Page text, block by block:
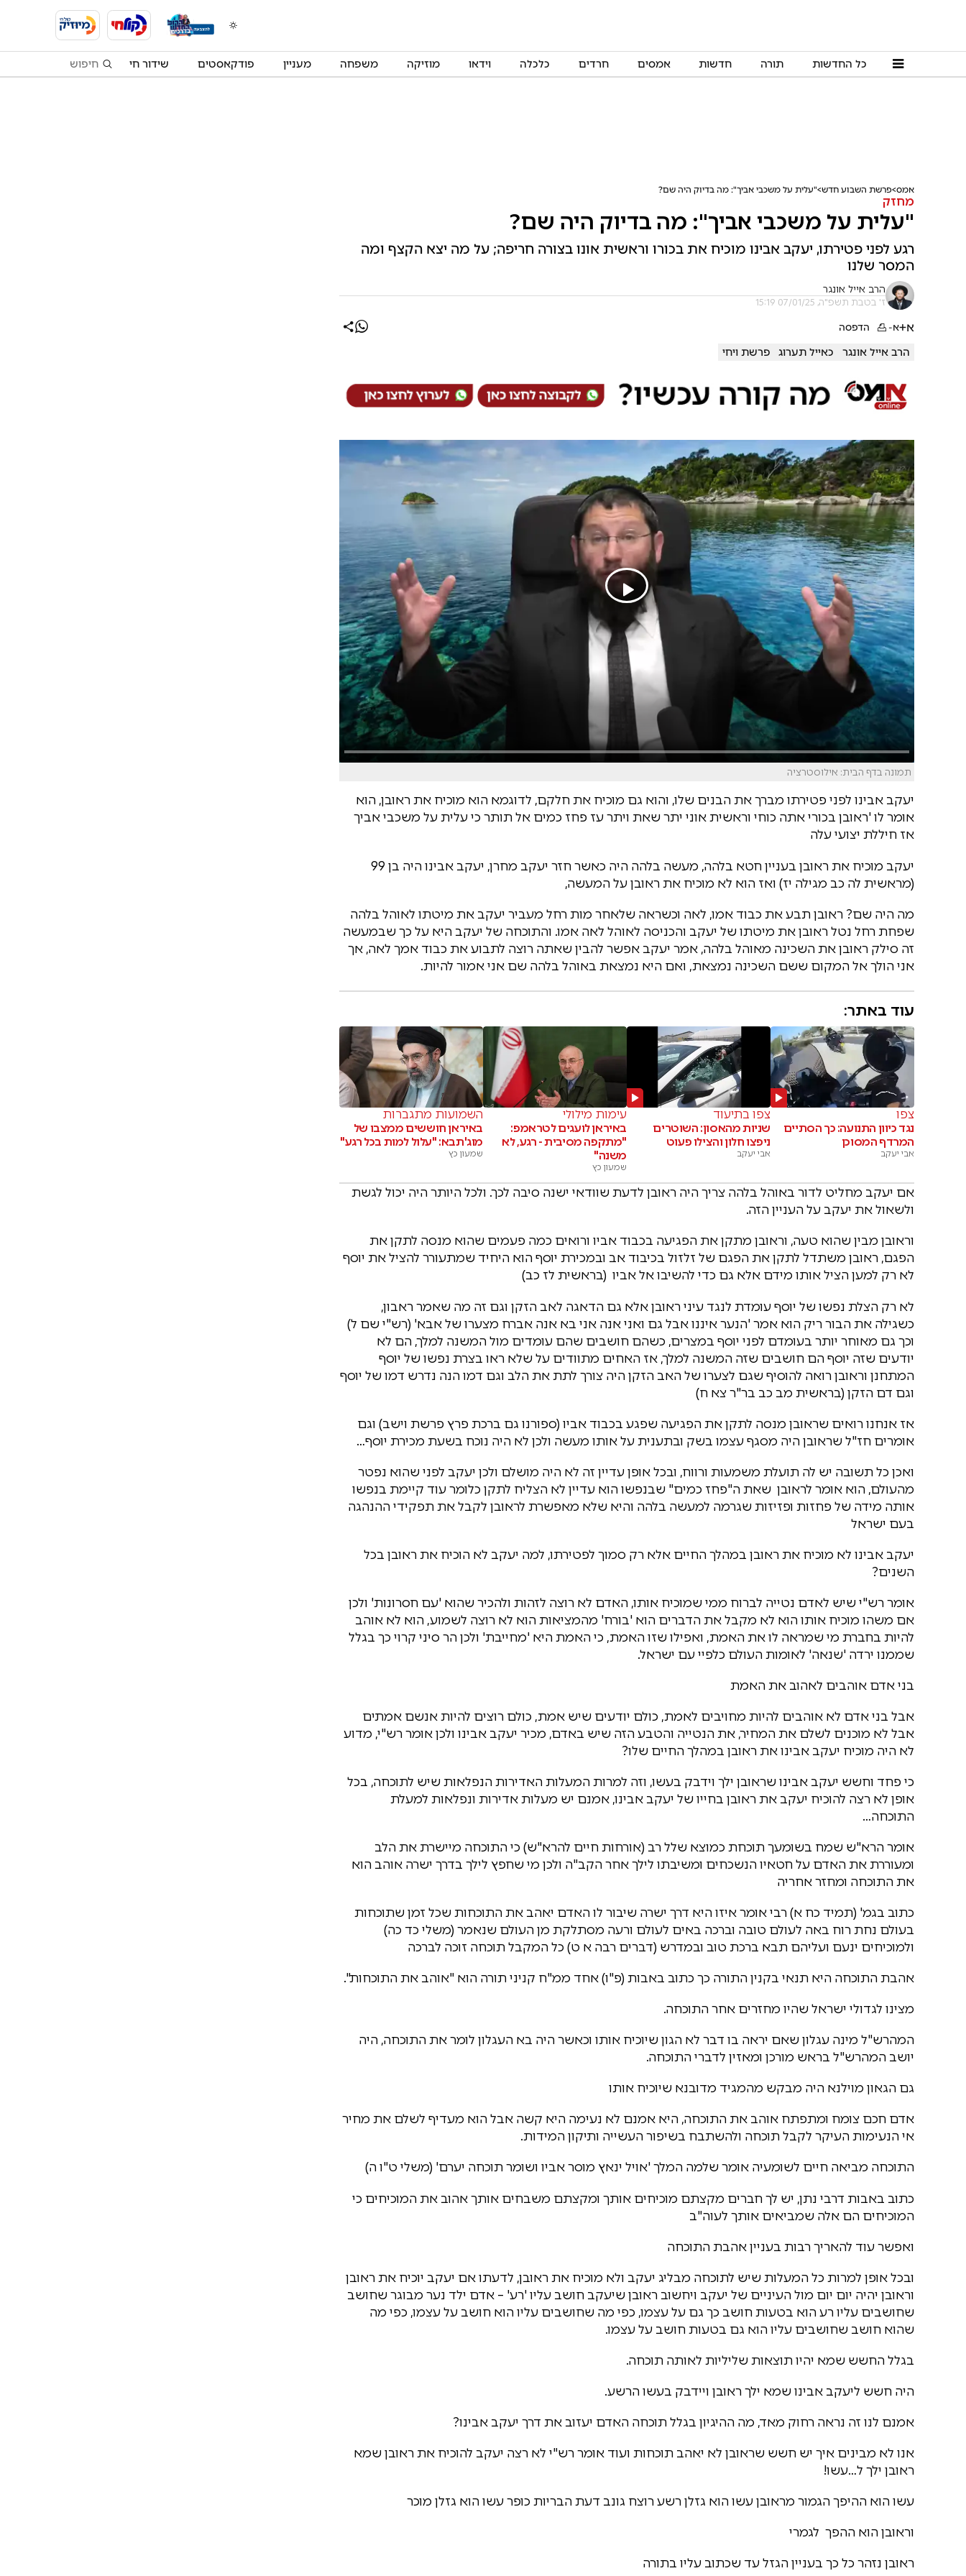
כל החדשות תורה חדשות אמסים חרדים כלכלה וידאו מוזיקה משפחה מעניין פודקאסטים שידור חי
אמס פרשת השבוע חדש "עלית על משכבי אביך": מה בדיוק היה שם?
מחזק
"עלית על משכבי אביך": מה בדיוק היה שם?
רגע לפני פטירתו, יעקב אבינו מוכיח את בכורו וראשית אונו בצורה חריפה; על מה יצא הקצף ומה
המסר שלנו
הרב אייל אונגר
ז' בטבת תשפ"ה, 07/01/25 15:19
א+א- הדפסה
הרב אייל אונגר כאייל תערוג פרשת ויחי
תמונה בדף הבית: אילוסטרציה
יעקב אבינו לפני פטירתו מברך את הבנים שלו, והוא גם מוכיח את חלקם, לדוגמא הוא מוכיח את ראובן, הוא
אומר לו 'ראובן בכורי אתה כוחי וראשית אוני יתר שאת ויתר עז פחז כמים אל תותר כי עלית על משכבי אביך
אז חיללת יצועי עלה
יעקב מוכיח את ראובן בעניין חטא בלהה, מעשה בלהה היה כאשר חזר יעקב מחרן, יעקב אבינו היה בן 99
(מראשית לה כב מגילה יז) ואז הוא לא מוכיח את ראובן על המעשה,
מה היה שם? ראובן תבע את כבוד אמו, לאה וכשראה שלאחר מות רחל מעביר יעקב את מיטתו לאוהל בלהה
שפחת רחל נטל ראובן את מיטתו של יעקב והכניסה לאוהל לאה אמו. והתוכחה של יעקב היא על כך שבמעשה
זה סילק ראובן את השכינה מאוהל בלהה, אמר יעקב אפשר להבין שאתה רוצה לתבוע את כבוד אמך לאה, אך
אני הולך אל המקום ששם השכינה נמצאת, ואם היא נמצאת באוהל בלהה שם אני אמור להיות.
עוד באתר:
צפו
נגד כיוון התנועה: כך הסתיים
המרדף המסוכן
אבי יעקב
צפו בתיעוד
שניות מהאסון: השוטרים
ניפצו חלון והצילו פעוט
אבי יעקב
עימות מילולי
באיראן לועגים לטראמפ:
"מתקפה מסיבית - רגע, לא
משנה"
שמעון כץ
השמועות מתגברות
באיראן חוששים ממצבו של
מוג'תבא: "עלול למות בכל רגע"
שמעון כץ
אם יעקב מחליט לדור באוהל בלהה צריך היה ראובן לדעת שוודאי ישנה סיבה לכך. ולכל היותר היה יכול לגשת
ולשאול את יעקב על העניין הזה.
וראובן מבין שהוא טעה, וראובן מתקן את הפגיעה בכבוד אביו ורואים כמה פעמים שהוא מנסה לתקן את
הפגם, ראובן משתדל לתקן את הפגם של זלזול בכיבוד אב ובמכירת יוסף הוא היחיד שמתעורר להציל את יוסף
לא רק למען הציל אותו מידם אלא גם כדי להשיבו אל אביו (בראשית לז כב)
לא רק הצלת נפשו של יוסף עומדת לנגד עיני ראובן אלא גם הדאגה לאב הזקן וגם זה מה שאמר ראבון,
כשגילה את הבור ריק הוא אמר 'הנער איננו אבל גם ואני אנה אני בא אנה אברח מצערו של אבא' (רש"י שם ל)
וכך גם מאוחר יותר בעומדם לפני יוסף במצרים, כשהם חושבים שהם עומדים מול המשנה למלך, הם לא
יודעים שזה יוסף הם חושבים שזה המשנה למלך, אז האחים מתוודים על שלא ראו בצרת נפשו של יוסף
המתחנן וראובן רואה להוסיף שגם לצערו של האב הזקן היה צורך לתת את הלב וגם דמו הנה נדרש דמו של יוסף
וגם דם הזקן (בראשית מב כב בר"ר צא ח)
אז אנחנו רואים שראובן מנסה לתקן את הפגיעה שפגע בכבוד אביו (ספורנו גם ברכת פרץ פרשת וישב) וגם
אומרים חז"ל שראובן היה מסגף עצמו בשק ובתענית על אותו מעשה ולכן לא היה נוכח בשעת מכירת יוסף…
ואכן כל תשובה יש לה תועלת משמעות ורווח, ובכל אופן עדיין זה לא היה מושלם ולכן יעקב לפני שהוא נפטר
מהעולם, הוא אומר לראובן שאת ה"פחז כמים" שבנפשו הוא עדיין לא הצליח לתקן כלומר עוד קיימת בנפשו
אותה מידה של פחזות ופזיזות שגרמה למעשה בלהה והיא שלא מאפשרת לראובן לקבל את תפקידי ההנהגה
בעם ישראל
יעקב אבינו לא מוכיח את ראובן במהלך החיים אלא רק סמוך לפטירתו, למה יעקב לא הוכיח את ראובן בכל
השנים?
אומר רש"י שיש לאדם נטייה לברוח ממי שמוכיח אותו, האדם לא רוצה לזהות ולהכיר שהוא 'עם חסרונות' ולכן
אם משהו מוכיח אותו הוא לא מקבל את הדברים הוא 'בורח' מהמציאות הוא לא רוצה לשמוע, הוא לא אוהב
להיות בחברת מי שמראה לו את האמת, ואפילו שזו האמת, כי האמת היא 'מחייבת' ולכן הר סיני קרוי כך בגלל
שממנו ירדה 'שנאה' לאומות העולם כלפיי עם ישראל.
בני אדם אוהבים לאהוב את האמת
אבל בני אדם לא אוהבים להיות מחויבים לאמת, כולם יודעים שיש אמת, כולם רוצים להיות אנשם אמתים
אבל לא מוכנים לשלם את המחיר, את הנטייה והטבע הזה שיש באדם, מכיר יעקב אבינו ולכן אומר רש"י, מדוע
לא היה מוכיח יעקב אבינו את ראובן במהלך החיים שלו?
כי פחד וחשש יעקב אבינו שראובן ילך וידבק בעשו, וזה למרות המעלות האדירות הנפלאות שיש לתוכחה, בכל
אופן לא רצה להוכיח יעקב את ראובן בחייו של יעקב אבינו, אמנם יש מעלות אדירות ונפלאות למעלת
התוכחה…
אומר הרא"ש שמח בשומעך תוכחת כמוצא שלל רב (אורחות חיים להרא"ש) כי התוכחה מיישרת את הלב
ומעוררת את האדם על חטאיו הנשכחים ומשיבתו לילך אחר הקב"ה ולכן מי שחפץ לילך בדרך ישרה אוהב הוא
את התוכחה ומחזר אחריה
כתוב בגמ' (תמיד כח א) רבי אומר איזו היא דרך ישרה שיבור לו האדם יאהב את התוכחות שכל זמן שתוכחות
בעולם נחת רוח באה לעולם טובה וברכה באים לעולם ורעה מסתלקת מן העולם שנאמר (משלי כד כה)
ולמוכיחים ינעם ועליהם תבא ברכת טוב ובמדרש (דברים רבה א ט) כל המקבל תוכחה זוכה לברכה
אהבת התוכחה היא תנאי בקנין התורה כך כתוב באבות (פ"ו) אחד ממ"ח קניני תורה הוא "אוהב את התוכחות".
מצינו לגדולי ישראל שהיו מחזרים אחר התוכחה.
המהרש"ל מינה עגלון שאם יראה בו דבר לא הגון שיוכיח אותו וכאשר היה בא העגלון לומר את התוכחה, היה
יושב המהרש"ל בראש מורכן ומאזין לדברי התוכחה.
גם הגאון מוילנא היה מבקש מהמגיד מדובנא שיוכיח אותו
אדם חכם צומח ומתפתח אוהב את התוכחה, היא אמנם לא נעימה היא קשה אבל הוא מעדיף לשלם את מחיר
אי הנעימות העיקר לקבל תוכחה ולהשתבח בשיפור העשייה ותיקון המידות.
התוכחה מביאה חיים לשומעיה אומר שלמה המלך 'אויל ינאץ מוסר אביו ושומר תוכחה יערם' (משלי ט"ו ה)
כתוב באבות דרבי נתן, יש לך חברים מקצתם מוכיחים אותך ומקצתם משבחים אותך אהוב את המוכיחים כי
המוכיחים הם אלה שמביאים אותך לעוה"ב
ואפשר עוד להאריך רבות בעניין אהבת התוכחה
ובכל אופן למרות כל המעלות שיש לתוכחה מבליג יעקב ולא מוכיח את ראובן, לדעתו אם יעקב יוכיח את ראובן
וראובן יהיה יום יום מול העיניים של יעקב ויחשוב ראובן שיעקב חושב עליו 'רע' – אדם ילד נער מבוגר שחושב
שחושבים עליו רע הוא בטעות חושב כך גם על עצמו, כפי מה שחושבים עליו הוא חושב על עצמו, כפי מה
שהוא חושב שחושבים עליו הוא גם בטעות חושב על עצמו.
בגלל החשש שמא יהיו תוצאות שליליות לאותה תוכחה.
היה חשש ליעקב אבינו שמא ילך ראובן ויידבק בעשו הרשע.
אמנם לנו זה נראה רחוק מאד, מה ההיגיון בגלל תוכחה האדם יעזוב את דרך יעקב אבינו?
אנו לא מבינים איך יש חשש שראובן לא יאהב תוכחות ועוד אומר רש"י לא רצה יעקב להוכיח את ראובן שמא
ראובן ילך ל…עשו!
עשו הוא ההיפך הגמור מראובן עשו הוא גזלן רשע רוצח גונב דעת הבריות כופר עשו הוא גזלן מוכר
וראובן הוא ההפך לגמרי
ראובן נזהר כל כך בעניין הגזל עד שכתוב עליו בתורה